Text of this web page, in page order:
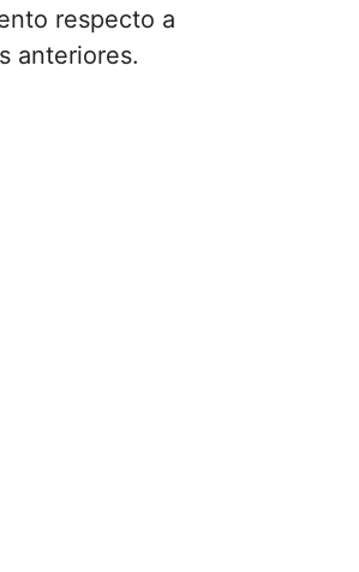
respecto a
anteriores.